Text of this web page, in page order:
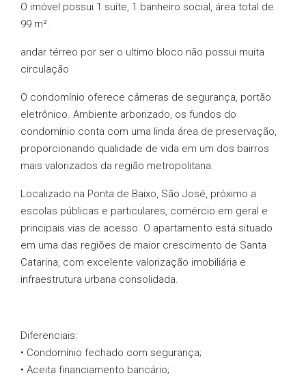
O imóvel possui 1 suíte, 1 banheiro social, área total de
99 m².
andar térreo por ser o ultimo bloco não possui muita
circulação
O condomínio oferece câmeras de segurança, portão
eletrônico. Ambiente arborizado, os fundos do
condomínio conta com uma linda área de preservação,
proporcionando qualidade de vida em um dos bairros
mais valorizados da região metropolitana.
Localizado na Ponta de Baixo, São José, próximo a
escolas públicas e particulares, comércio em geral e
principais vias de acesso. O apartamento está situado
em uma das regiões de maior crescimento de Santa
Catarina, com excelente valorização imobiliária e
infraestrutura urbana consolidada.
Diferenciais:
• Condomínio fechado com segurança;
• Aceita financiamento bancário;